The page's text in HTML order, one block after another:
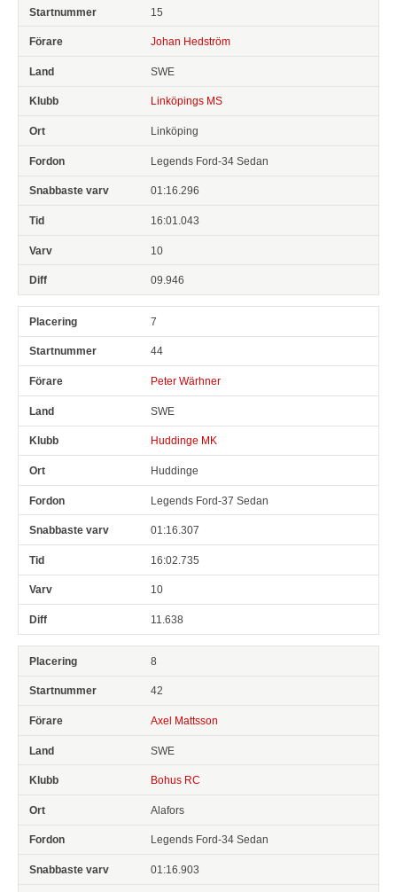
15
Johan Hedström
SWE
Linköpings MS
Linköping
Legends Ford-34 Sedan
01:16.296
16:01.043
10
09.946
7
44
Peter Wärhner
SWE
Huddinge MK
Huddinge
Legends Ford-37 Sedan
01:16.307
16:02.735
10
11.638
8
42
Axel Mattsson
SWE
Bohus RC
Alafors
Legends Ford-34 Sedan
01:16.903